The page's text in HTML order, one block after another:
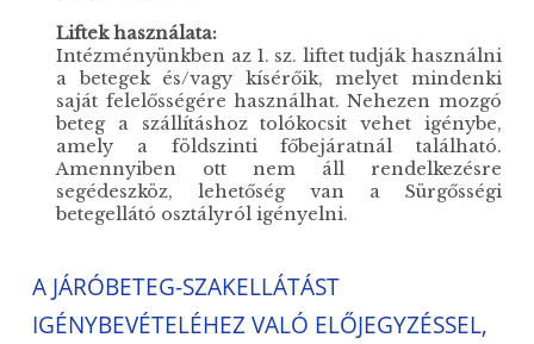
Liftek használata:
Intézményünkben az 1. sz. liftet tudják használni
a betegek és/vagy kísérőik, melyet mindenki
saját felelősségére használhat. Nehezen mozgó
beteg a szállításhoz tolókocsit vehet igénybe,
amely a földszinti főbejáratnál található.
Amennyiben ott nem áll rendelkezésre
segédeszköz, lehetőség van a Sürgősségi
betegellátó osztályról igényelni.
A JÁRÓBETEG-SZAKELLÁTÁST
IGÉNYBEVÉTELÉHEZ VALÓ ELŐJEGYZÉSSEL,